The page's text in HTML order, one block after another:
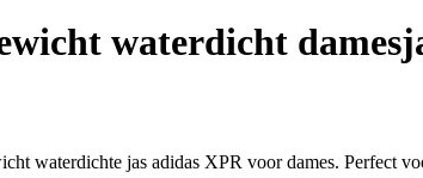
waterdicht
waterdichte jas adidas XPR voor dames. Perfect